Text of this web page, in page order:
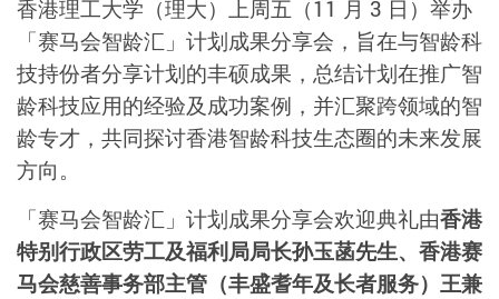
香港理工大学（理大）上周五（11 月 3 日）举办
「赛马会智龄汇」计划成果分享会，旨在与智龄科
技持份者分享计划的丰硕成果，总结计划在推广智
龄科技应用的经验及成功案例，并汇聚跨领域的智
龄专才，共同探讨香港智龄科技生态圈的未来发展
方向。
「赛马会智龄汇」计划成果分享会欢迎典礼由香港
特别行政区劳工及福利局局长孙玉菡先生、香港赛
马会慈善事务部主管（丰盛耆年及长者服务）王兼